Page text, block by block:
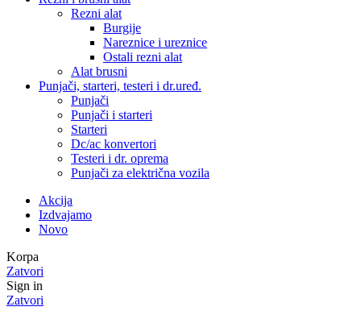
Rezni alat
Burgije
Nareznice i ureznice
Ostali rezni alat
Alat brusni
Punjači, starteri, testeri i dr.uređ.
Punjači
Punjači i starteri
Starteri
Dc/ac konvertori
Testeri i dr. oprema
Punjači za električna vozila
Akcija
Izdvajamo
Novo
Korpa
Zatvori
Sign in
Zatvori